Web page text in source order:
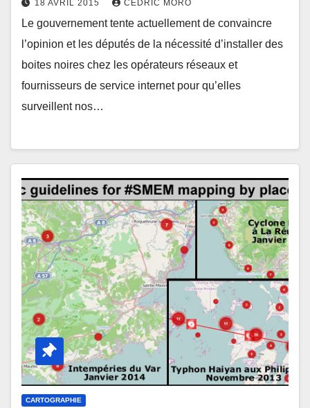
18 AVRIL 2015 CÉDRIC MORO
Le gouvernement tente actuellement de convaincre
l’opinion et les députés de la nécessité d’installer des
boites noires chez les opérateurs réseaux et
fournisseurs de service internet pour qu’elles
surveillent nos…
CARTOGRAPHIE